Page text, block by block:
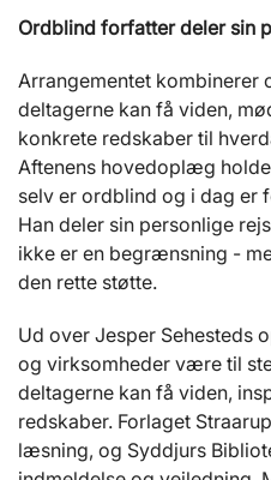
Ordblind forfatter deler sin
Arrangementet
deltagerne kan få viden,
konkrete redskaber til
Aftenens hovedoplæg
selv er ordblind og i dag
Han deler sin personlige
ikke er en begrænsning -
den rette støtte.
Ud over Jesper Sehesteds
og virksomheder være til
deltagerne kan få viden,
redskaber. Forlaget
læsning, og Syddjurs